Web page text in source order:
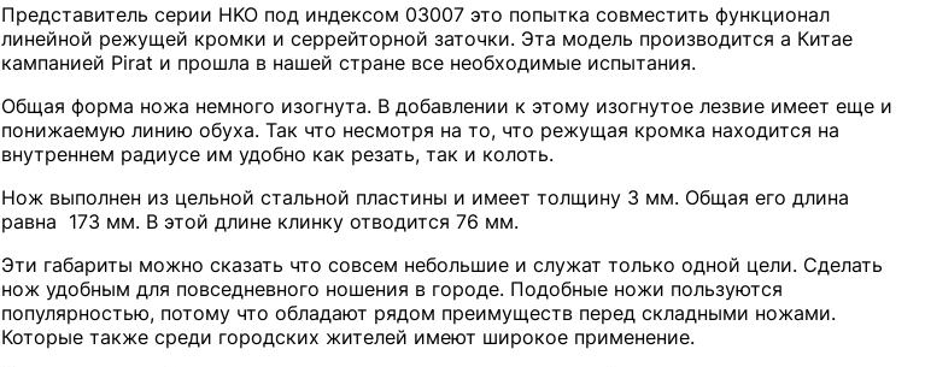
Представитель серии HKO под индексом 03007 это попытка совместить функционал
линейной режущей кромки и серрейторной заточки. Эта модель производится а Китае
кампанией Pirat и прошла в нашей стране все необходимые испытания.
Общая форма ножа немного изогнута. В добавлении к этому изогнутое лезвие имеет еще и
понижаемую линию обуха. Так что несмотря на то, что режущая кромка находится на
внутреннем радиусе им удобно как резать, так и колоть.
Нож выполнен из цельной стальной пластины и имеет толщину 3 мм. Общая его длина
равна 173 мм. В этой длине клинку отводится 76 мм.
Эти габариты можно сказать что совсем небольшие и служат только одной цели. Сделать
нож удобным для повседневного ношения в городе. Подобные ножи пользуются
популярностью, потому что обладают рядом преимуществ перед складными ножами.
Которые также среди городских жителей имеют широкое применение.